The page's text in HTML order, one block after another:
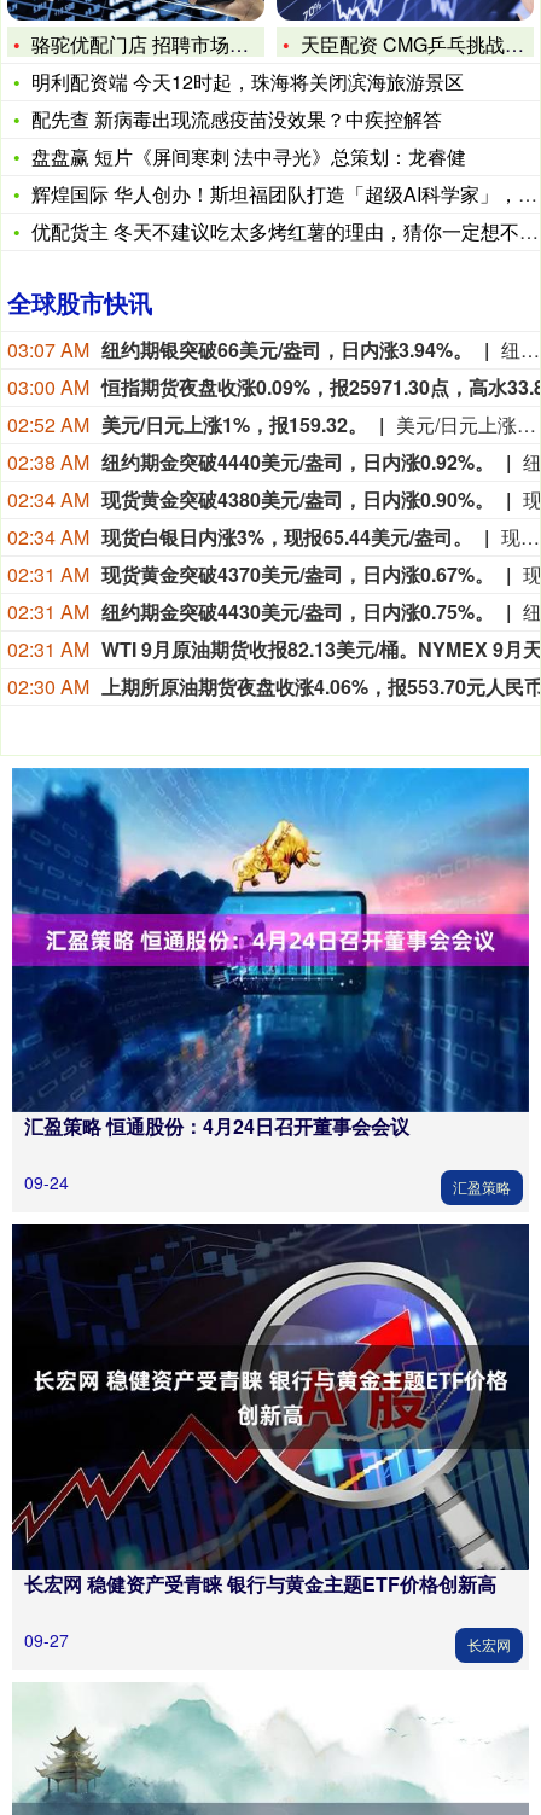
骆驼优配门店 招聘市场回暖！脉脉高聘：字节招聘量断层领先 A
天臣配资 CMG乒乓挑战季 山东乒超文旅嘉年华青岛站火热启幕
明利配资端 今天12时起，珠海将关闭滨海旅游景区
配先查 新病毒出现流感疫苗没效果？中疾控解答
盘盘赢 短片《屏间寒刺 法中寻光》总策划：龙睿健
辉煌国际 华人创办！斯坦福团队打造「超级AI科学家」，集成1
优配货主 冬天不建议吃太多烤红薯的理由，猜你一定想不到（不是
全球股市快讯
03:07 AM 纽约期银突破66美元/盎司，日内涨3.94%。
纽约期银突破66美元/盎司，日内涨3.94%。
03:00 AM
02:52 AM 美元/日元上涨1%，报159.32。
美元/日元上涨1%，报159.32。
02:38 AM 纽约期金突破4440美元/盎司，日内涨0.92%。
02:34 AM 现货黄金突破4380美元/盎司，日内涨0.90%。
02:34 AM 现货白银日内涨3%，现报65.44美元/盎司。
现货白银日内涨3%，现报65.44美元/盎司。
02:31 AM 现货黄金突破4370美元/盎司，日内涨0.67%。
02:31 AM 纽约期金突破4430美元/盎司，日内涨0.75%。
02:31 AM
02:30 AM
汇盈策略 恒通股份：4月24日召开董事会会议
09-24 汇盈策略
长宏网 稳健资产受青睐 银行与黄金主题ETF价格创新高
09-27 长宏网